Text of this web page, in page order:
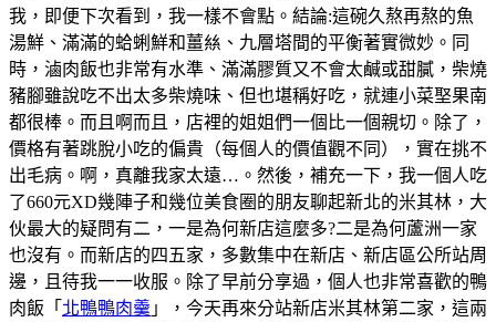
我，即便下次看到，我一樣不會點。結論:這碗久熬再熬的魚
湯鮮、滿滿的蛤蜊鮮和薑𢇃、九層塔間的平衡著實微妙。同
時，滷肉飯也非常有水準、滿滿膠質又不會太鹹或甜膩，柴燒
豬腳雖說吃不出太多柴燒味、但也堪稱好吃，就連小菜埾果南
都很棒。而且啊而且，店裡的姐姐們一個比一個親切。除了，
價格有著跳脫小吃的偏貴（每個人的價值觀不同），實在挑不
出毛病。啊，真離我家太遠…。然後，補充一下，我一個人吃
了660元XD幾陣子和幾位美食圈的朋友聊起新北的米其林，大
伙最大的疑問有二，一是為何新店這麼多?二是為何蘆洲一家
也沒有。而新店的四五家，多數集中在新店、新店區公所站周
邊，且待我一一收服。除了早前分享過，個人也非常喜歡的鴨
肉飯「 北鴨鴨肉羹 」，今天再來分站新店米其林第二家，這兩